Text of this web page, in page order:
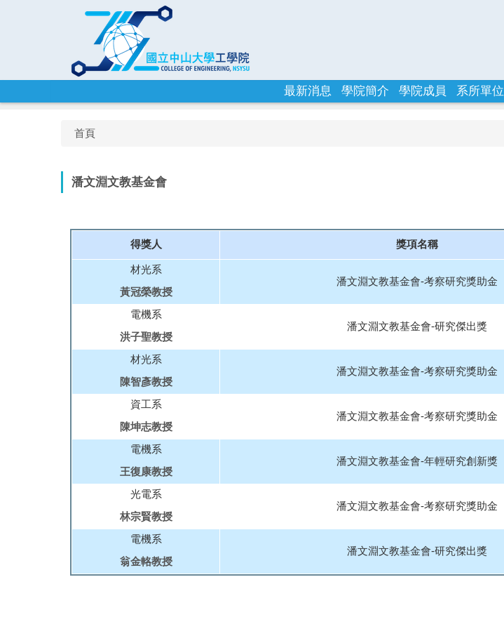
區
系所單位
學院成員
學院簡介
最新消息
首頁
潘文淵文教基金會
得獎人 獎項名稱
材光系
黃冠榮教授
潘文淵文教基金會-考察研究獎助金
電機系
洪子聖教授
潘文淵文教基金會-研究傑出獎
材光系
陳智彥教授
潘文淵文教基金會-考察研究獎助金
資工系
陳坤志教授
潘文淵文教基金會-考察研究獎助金
電機系
王復康教授
潘文淵文教基金會-年輕研究創新獎
光電系
林宗賢教授
潘文淵文教基金會-考察研究獎助金
電機系
翁金輅教授
潘文淵文教基金會-研究傑出獎